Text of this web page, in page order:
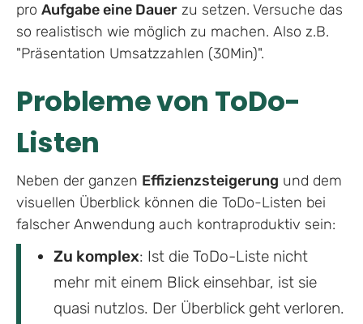
pro Aufgabe eine Dauer zu setzen. Versuche das
so realistisch wie möglich zu machen. Also z.B.
"Präsentation Umsatzzahlen (30Min)".
Probleme von ToDo-
Listen
Neben der ganzen Effizienzsteigerung und dem
visuellen Überblick können die ToDo-Listen bei
falscher Anwendung auch kontraproduktiv sein:
Zu komplex: Ist die ToDo-Liste nicht
mehr mit einem Blick einsehbar, ist sie
quasi nutzlos. Der Überblick geht verloren.